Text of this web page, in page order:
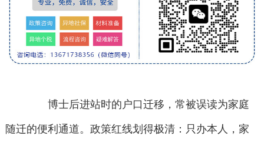
博士后进站时的户口迁移，常被误读为家庭
随迁的便利通道。政策红线划得极清：只办本人，家